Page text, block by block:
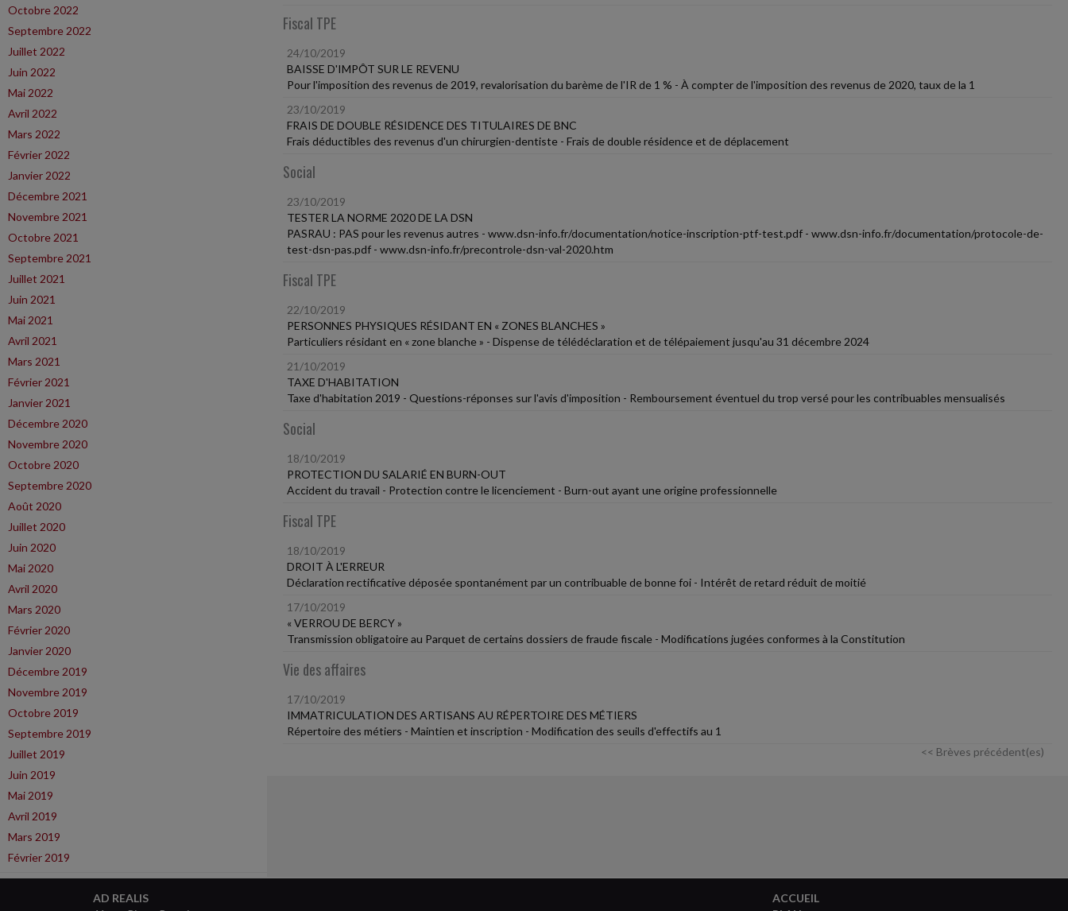
Octobre 2022
Septembre 2022
Juillet 2022
Juin 2022
Mai 2022
Avril 2022
Mars 2022
Février 2022
Janvier 2022
Décembre 2021
Novembre 2021
Octobre 2021
Septembre 2021
Juillet 2021
Juin 2021
Mai 2021
Avril 2021
Mars 2021
Février 2021
Janvier 2021
Décembre 2020
Novembre 2020
Octobre 2020
Septembre 2020
Août 2020
Juillet 2020
Juin 2020
Mai 2020
Avril 2020
Mars 2020
Février 2020
Janvier 2020
Décembre 2019
Novembre 2019
Octobre 2019
Septembre 2019
Juillet 2019
Juin 2019
Mai 2019
Avril 2019
Mars 2019
Février 2019
Fiscal TPE
24/10/2019
BAISSE D'IMPÔT SUR LE REVENU
Pour l'imposition des revenus de 2019, revalorisation du barème de l'IR de 1 % - À compter de l'imposition des revenus de 2020, taux de la 1
23/10/2019
FRAIS DE DOUBLE RÉSIDENCE DES TITULAIRES DE BNC
Frais déductibles des revenus d'un chirurgien-dentiste - Frais de double résidence et de déplacement
Social
23/10/2019
TESTER LA NORME 2020 DE LA DSN
PASRAU : PAS pour les revenus autres - www.dsn-info.fr/documentation/notice-inscription-ptf-test.pdf - www.dsn-info.fr/documentation/protocole-de-
test-dsn-pas.pdf - www.dsn-info.fr/precontrole-dsn-val-2020.htm
Fiscal TPE
22/10/2019
PERSONNES PHYSIQUES RÉSIDANT EN « ZONES BLANCHES »
Particuliers résidant en « zone blanche » - Dispense de télédéclaration et de télépaiement jusqu'au 31 décembre 2024
21/10/2019
TAXE D'HABITATION
Taxe d'habitation 2019 - Questions-réponses sur l'avis d'imposition - Remboursement éventuel du trop versé pour les contribuables mensualisés
Social
18/10/2019
PROTECTION DU SALARIÉ EN BURN-OUT
Accident du travail - Protection contre le licenciement - Burn-out ayant une origine professionnelle
Fiscal TPE
18/10/2019
DROIT À L'ERREUR
Déclaration rectificative déposée spontanément par un contribuable de bonne foi - Intérêt de retard réduit de moitié
17/10/2019
« VERROU DE BERCY »
Transmission obligatoire au Parquet de certains dossiers de fraude fiscale - Modifications jugées conformes à la Constitution
Vie des affaires
17/10/2019
IMMATRICULATION DES ARTISANS AU RÉPERTOIRE DES MÉTIERS
Répertoire des métiers - Maintien et inscription - Modification des seuils d'effectifs au 1
<< Brèves précédent(es)
AD REALIS
ACCUEIL